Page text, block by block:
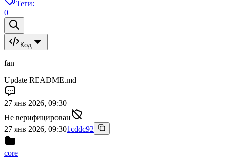
Теги:
0
Код
fan
Update README.md
27 янв 2026, 09:30
Не верифицирован
27 янв 2026, 09:301cddc92
core